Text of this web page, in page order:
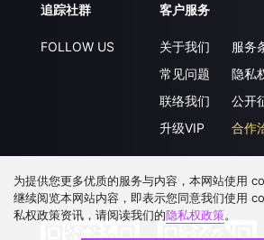
追踪社群
FOLLOW US
客户服务
关于我们
常见问题
联络我们
升级VIP
服务
隐私
公开
合作
下载 APP
为提供您更多优质的服务与内容，本网站使用
继续阅览本网站内容，即表示您同意我们使用
私权政策资讯，请阅读我们的隐私权政策。